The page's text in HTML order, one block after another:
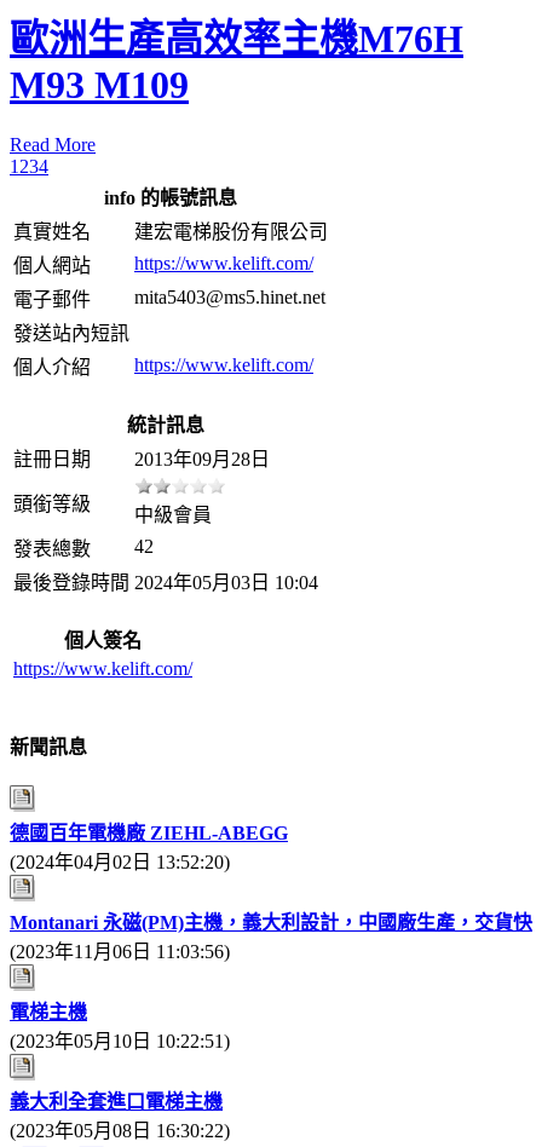
Read More
1 234
info 的帳號訊息
真實姓名
建宏電梯股份有限公司
個人網站
https://www.kelift.com/
電子郵件
mita5403@ms5.hinet.net
發送站內短訊
個人介紹
https://www.kelift.com/
統計訊息
註冊日期
2013年09月28日
頭銜等級
中級會員
發表總數
42
最後登錄時間 2024年05月03日 10:04
個人簽名
https://www.kelift.com/
新聞訊息
德國百年電機廠 ZIEHL-ABEGG
(2024年04月02日 13:52:20)
Montanari 永磁(PM)主機，義大利設計，中國廠生產，交貨快
(2023年11月06日 11:03:56)
電梯主機
(2023年05月10日 10:22:51)
義大利全套進口電梯主機
(2023年05月08日 16:30:22)